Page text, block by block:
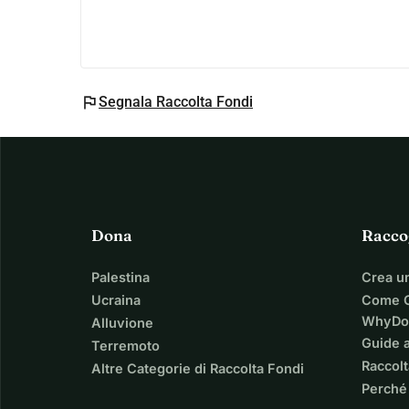
flagSegnala Raccolta Fondi
Dona
Palestina
Ucraina
Alluvione
Terremoto
Altre Categorie di Raccolta Fondi
Crea
Come
Guide